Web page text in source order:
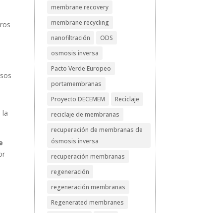
la
membrane recovery
membrane recycling
nanofiltración
ODS
osmosis inversa
Pacto Verde Europeo
portamembranas
Proyecto DECEMEM
Reciclaje
reciclaje de membranas
recuperación de membranas de
ósmosis inversa
recuperación membranas
regeneración
regeneración membranas
Regenerated membranes